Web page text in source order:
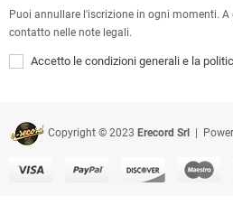
Puoi annullare l'iscrizione in ogni momenti. A
contatto nelle note legali.
Accetto le condizioni generali e la
Copyright © 2023 Erecord Srl |